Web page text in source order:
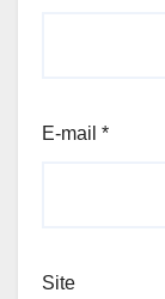
E-mail *
Site